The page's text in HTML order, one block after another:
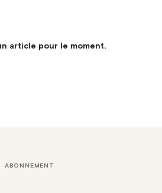
article pour le moment.
ABONNEMENT